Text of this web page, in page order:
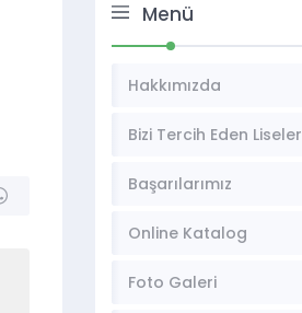
Menü
Hakkımızda
Bizi Tercih Eden Liseler
Başarılarımız
Online Katalog
Foto Galeri